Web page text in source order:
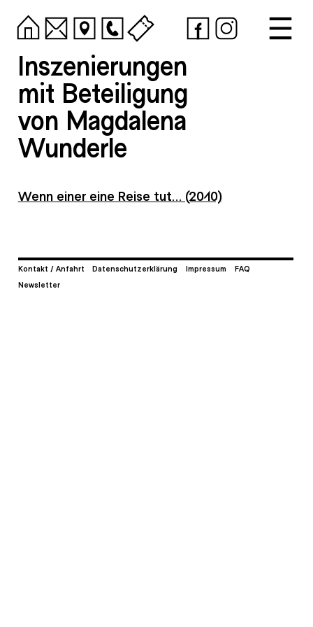
Inszenierungen
mit Beteiligung
von Magdalena
Wunderle
Wenn einer eine Reise tut… (2010)
Kontakt / Anfahrt Datenschutzerklärung Impressum
FAQ
Newsletter